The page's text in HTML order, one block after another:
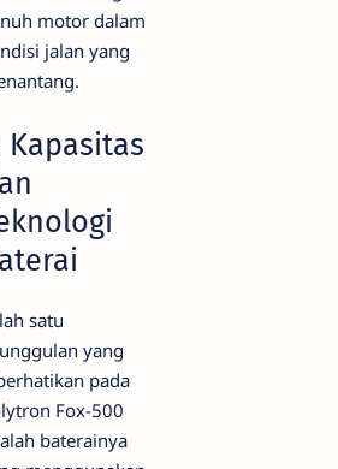
motor dalam
jalan yang
Kapasitas
satu
yang
pada
Fox-500
baterainya